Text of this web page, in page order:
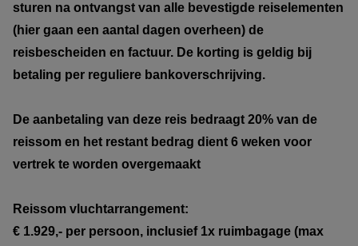
sturen na ontvangst van alle bevestigde reiselementen
(hier gaan een aantal dagen overheen) de
reisbescheiden en factuur. De korting is geldig bij
betaling per reguliere bankoverschrijving.
De aanbetaling van deze reis bedraagt 20% van de
reissom en het restant bedrag dient 6 weken voor
vertrek te worden overgemaakt
Reissom vluchtarrangement:
€ 1.929,- per persoon, inclusief 1x ruimbagage (max